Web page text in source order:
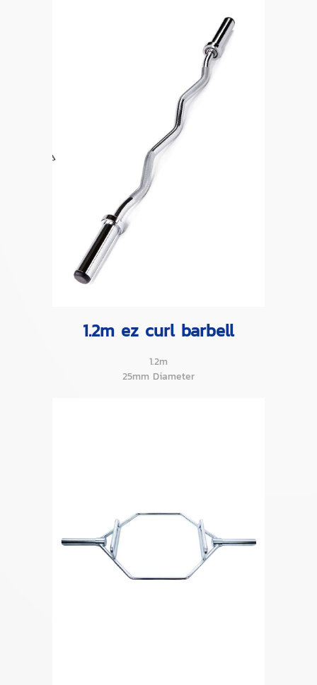
1.2m ez curl barbell
1.2m
25mm Diameter